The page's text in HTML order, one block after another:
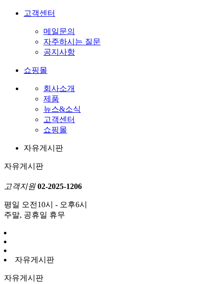
고객센터
메일문의
자주하시는 질문
공지사항
쇼핑몰
회사소개
제품
뉴스&소식
고객센터
쇼핑몰
자유게시판
자유게시판
고객지원 02-2025-1206
평일 오전10시 - 오후6시
주말, 공휴일 휴무
자유게시판
자유게시판